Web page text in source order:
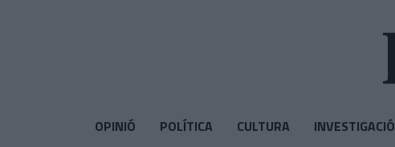
OPINIÓ POLÍTICA CULTURA INVESTIGACIÓ